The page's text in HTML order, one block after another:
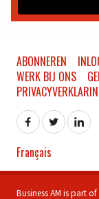
ABONNEREN
WERK BIJ ONS
Français
Business AM is part of